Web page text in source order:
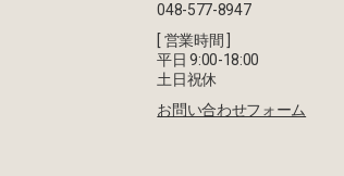
048-577-8947
[ 営業時間 ]
平日 9:00-18:00
土日祝休
お問い合わせフォーム